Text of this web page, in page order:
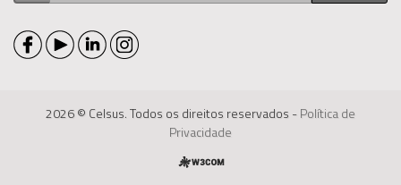
2026 © Celsus. Todos os direitos reservados -Política de
Privacidade